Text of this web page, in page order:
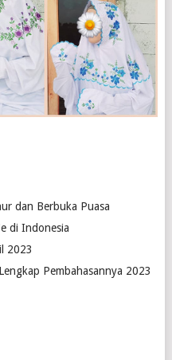
dan Berbuka Puasa
di Indonesia
2023
Pembahasannya 2023